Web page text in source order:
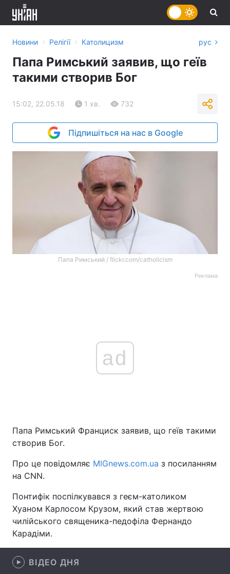
Головна Війна
Україна Політика
Економіка Світ
Новини › Релігії › Католицизм рус
Папа Римський заявив, що геїв
такими створив Бог
15:02, 22.05.18 1 хв. 732
Підпишіться на нас в Google
Папа Римський / flickr.com/catholicism
Реклама
ad
Папа Римський Франциск заявив, що геїв такими
створив Бог.
Про це повідомляє MIGnews.com.ua з посиланням
на CNN.
Понтифік поспілкувався з геєм-католиком
Хуаном Карлосом Крузом, який став жертвою
чилійського священика-педофіла Фернандо
Карадіми.
ВІДЕО ДНЯ